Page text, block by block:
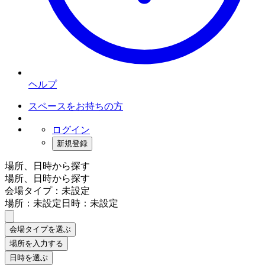
ヘルプ
スペースをお持ちの方
ログイン
新規登録
場所、日時から探す
場所、日時から探す
会場タイプ：未設定
場所：未設定日時：未設定
会場タイプを選ぶ
場所を入力する
日時を選ぶ